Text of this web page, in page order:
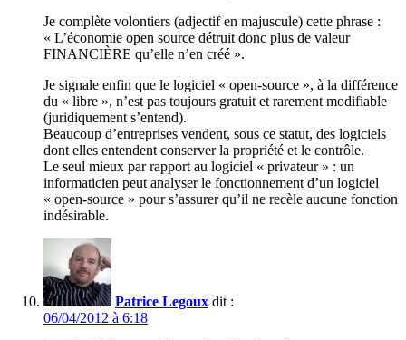
Je complète volontiers (adjectif en majuscule) cette phrase :
« L’économie open source détruit donc plus de valeur
FINANCIÈRE qu’elle n’en créé ».
Je signale enfin que le logiciel « open-source », à la différence
du « libre », n’est pas toujours gratuit et rarement modifiable
(juridiquement s’entend).
Beaucoup d’entreprises vendent, sous ce statut, des logiciels
dont elles entendent conserver la propriété et le contrôle.
Le seul mieux par rapport au logiciel « privateur » : un
informaticien peut analyser le fonctionnement d’un logiciel
« open-source » pour s’assurer qu’il ne recèle aucune fonction
indésirable.
Patrice Legoux dit :
06/04/2012 à 6:18